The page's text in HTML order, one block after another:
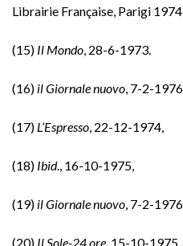
Librairie Française, Parigi
(15) Il Mondo , 28-6-1973.
(16) il Giornale nuovo , 7-2-1976,
(17) L’Espresso , 22-12-1974,
(18) Ibid., 16-10-1975,
(19) il Giornale nuovo , 7-2-1976.
(20) Il Sole-24 ore , 15-10-